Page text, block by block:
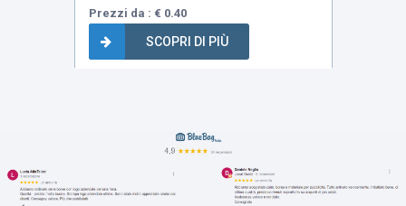
Prezzi da : € 0.40
SCOPRI DI PIÙ